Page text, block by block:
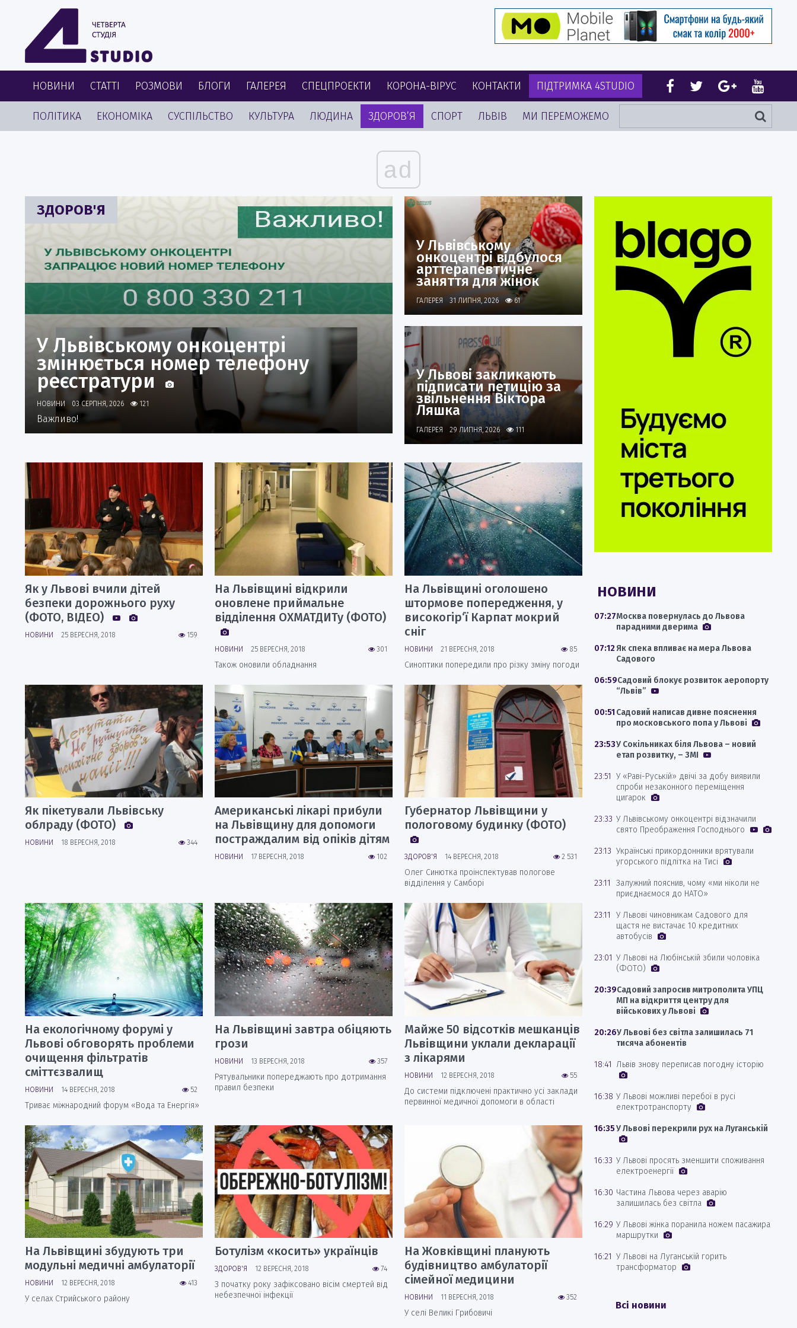
НОВИНИ СТАТТІ РОЗМОВИ БЛОГИ ГАЛЕРЕЯ СПЕЦПРОЕКТИ КОРОНА-ВІРУС КОНТАКТИ ПІДТРИМКА 4STUDIO
ПОЛІТИКА ЕКОНОМІКА СУСПІЛЬСТВО КУЛЬТУРА ЛЮДИНА ЗДОРОВ’Я СПОРТ ЛЬВІВ МИ ПЕРЕМОЖЕМО
ad
ЗДОРОВ'Я
У Львівському онкоцентрі
змінюється номер телефону
реєстратури
НОВИНИ 03 СЕРПНЯ, 2026 121
Важливо!
У Львівському
онкоцентрі відбулося
арттерапевтичне
заняття для жінок
ГАЛЕРЕЯ 31 ЛИПНЯ, 2026 61
У Львові закликають
підписати петицію за
звільнення Віктора
Ляшка
ГАЛЕРЕЯ 29 ЛИПНЯ, 2026 111
Як у Львові вчили дітей
безпеки дорожнього руху
(ФОТО, ВІДЕО)
159
НОВИНИ 25 ВЕРЕСНЯ, 2018
На Львівщині відкрили
оновлене приймальне
відділення ОХМАТДИТу (ФОТО)
301
НОВИНИ 25 ВЕРЕСНЯ, 2018
Також оновили обладнання
На Львівщині оголошено
штормове попередження, у
високогір‘ї Карпат мокрий
сніг
85
НОВИНИ 21 ВЕРЕСНЯ, 2018
Синоптики попередили про різку зміну погоди
Як пікетували Львівську
облраду (ФОТО)
344
НОВИНИ 18 ВЕРЕСНЯ, 2018
Американські лікарі прибули
на Львівщину для допомоги
постраждалим від опіків дітям
102
НОВИНИ 17 ВЕРЕСНЯ, 2018
Губернатор Львівщини у
пологовому будинку (ФОТО)
2 531
ЗДОРОВ'Я 14 ВЕРЕСНЯ, 2018
Олег Синютка проінспектував пологове
відділення у Самборі
На екологічному форумі у
Львові обговорять проблеми
очищення фільтратів
сміттєзвалищ
52
НОВИНИ 14 ВЕРЕСНЯ, 2018
Триває міжнародний форум «Вода та Енергія»
На Львівщині завтра обіцяють
грози
357
НОВИНИ 13 ВЕРЕСНЯ, 2018
Рятувальники попереджають про дотримання
правил безпеки
Майже 50 відсотків мешканців
Львівщини уклали декларації
з лікарями
55
НОВИНИ 12 ВЕРЕСНЯ, 2018
До системи підключені практично усі заклади
первинної медичної допомоги в області
На Львівщині збудують три
модульні медичні амбулаторії
413
НОВИНИ 12 ВЕРЕСНЯ, 2018
У селах Стрийського району
Ботулізм «косить» українців
74
ЗДОРОВ'Я 12 ВЕРЕСНЯ, 2018
З початку року зафіксовано вісім смертей від
небезпечної інфекції
На Жовківщині планують
будівництво амбулаторії
сімейної медицини
352
НОВИНИ 11 ВЕРЕСНЯ, 2018
У селі Великі Грибовичі
НОВИНИ
07:27Москва повернулась до Львова
парадними дверима
07:12Як спека впливає на мера Львова
Садового
06:59Садовий блокує розвиток аеропорту
“Львів”
00:51 Садовий написав дивне пояснення
про московського попа у Львові
23:53У Сокільниках біля Львова – новий
етап розвитку, – ЗМІ
23:51 У «Раві-Руській» двічі за добу виявили
спроби незаконного переміщення
цигарок
23:33 У Львівському онкоцентрі відзначили
свято Преображення Господнього
23:13 Українські прикордонники врятували
угорського підлітка на Тисі
23:11
Залужний пояснив, чому «ми ніколи не
приєднаємося до НАТО»
23:11
У Львові чиновникам Садового для
щастя не вистачає 10 кредитних
автобусів
23:01 У Львові на Любінській збили чоловіка
(ФОТО)
20:39Садовий запросив митрополита УПЦ
МП на відкриття центру для
військових у Львові
20:26У Львові без світла залишилась 71
тисяча абонентів
18:41 Львів знову переписав погодну історію
16:38 У Львові можливі перебої в русі
електротранспорту
16:35У Львові перекрили рух на Луганській
16:33 У Львові просять зменшити споживання
електроенергії
16:30 Частина Львова через аварію
залишилась без світла
16:29 У Львові жінка поранила ножем пасажира
маршрутки
16:21 У Львові на Луганській горить
трансформатор
Всі новини